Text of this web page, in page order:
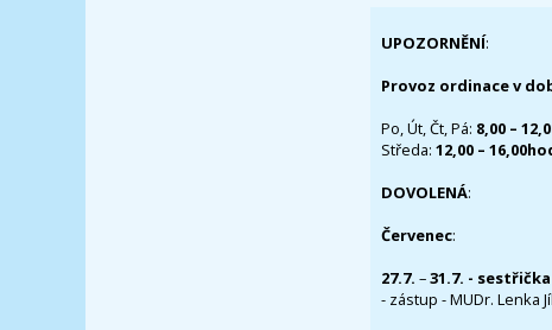
UPOZORNĚNÍ:
Provoz ordinace v
Po, Út, Čt, Pá: 8,00 –
Středa: 12,00 –
DOVOLENÁ:
Červenec:
27.7. –31.7. -
- zástup - MUDr. Lenka